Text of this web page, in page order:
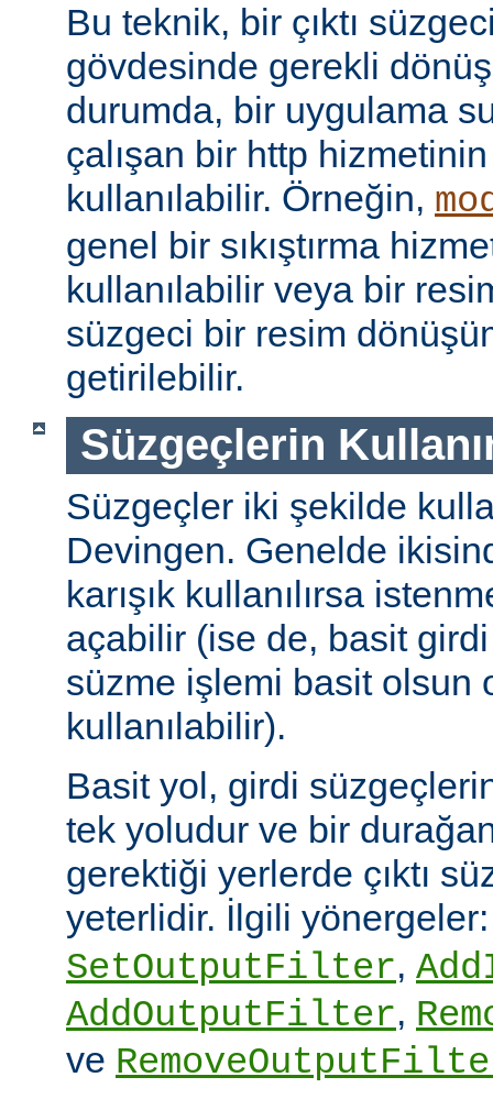
Bu teknik, bir çıktı
gövdesinde gerekli
durumda, bir uygulama
çalışan bir http
kullanılabilir. Örneğin,
genel bir sıkıştırma
kullanılabilir veya bir
süzgeci bir resim
getirilebilir.
Süzgeçlerin
Süzgeçler iki şekilde
Devingen. Genelde
karışık kullanılırsa
açabilir (ise de, basit girdi
süzme işlemi basit olsun
kullanılabilir).
Basit yol, girdi
tek yoludur ve bir
gerektiği yerlerde çıktı
yeterlidir. İlgili
SetOutputFilter,
AddOutputFilter,
ve